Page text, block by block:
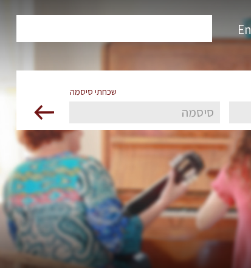
שכחתי סיסמה